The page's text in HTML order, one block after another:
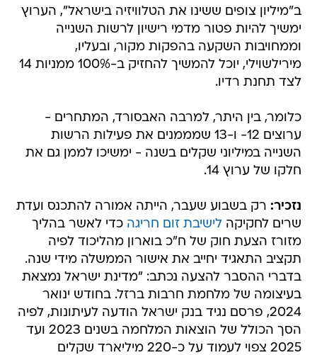
ב"מיליון צופים ששינו את הטלוויזיה בישראל", הערוץ
ימשיך להיות פטור מדמי רישיון לרשות השנייה
וממחויבות השקעה בהפקות מקור, ובעליו,
מירילשוילי, יוכל להמשיך להחזיק ב-100% ממניות 14
לצד תחנת רדיו.
כלומר, בין היתר, למרבה האבסורד, המתחרים -
ערוצים 12- ו-13 שמממנים את פעילות הרשות
השנייה במיליוני שקלים בשנה - ימשיכו לממן גם את
חלקו של ערוץ 14.
נזכיר: רק בשבוע שעבר, הייתה אמורה להתכנס ועדת
שרים לחקיקהלישיבת זום חריגה כדי לאשר בהליך
מזורז הצעת חוק של ח"כ בוארון מהליכוד לפיה
תקציב התאגיד יחייב את אישור הממשלה מידי שנה.
בדברי ההסבר להצעה נכתב: "מדינת ישראל נמצאת
בעיצומה של מלחמת חרבות ברזל. בחודש ינואר
2024, פרסם נגיד בנק ישראל הודעה לעיתונות, לפיה
הסך הכולל של הוצאות המלחמה בשנים 2023 ועד
2025 צפוי לעמוד על כ-220 מיליארד שקלים